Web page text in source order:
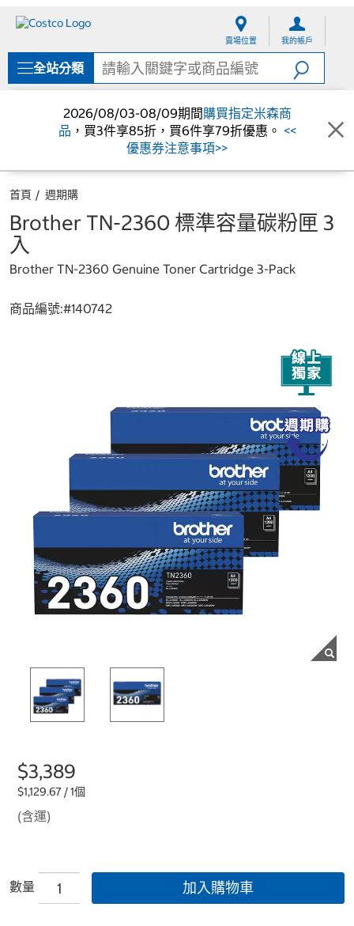
單
賣場位置 我的帳戶
全站分類
2026/08/03-08/09期間購買指定米森商
品 ，買3件享85折，買6件享79折優惠。 <<
優惠券注意事項>>
首頁 週期購
Brother TN-2360 標準容量碳粉匣 3
入
Brother TN-2360 Genuine Toner Cartridge 3-Pack
商品編號:#140742
$3,389
$1,129.67 / 1個
(含運)
數量 加入購物車